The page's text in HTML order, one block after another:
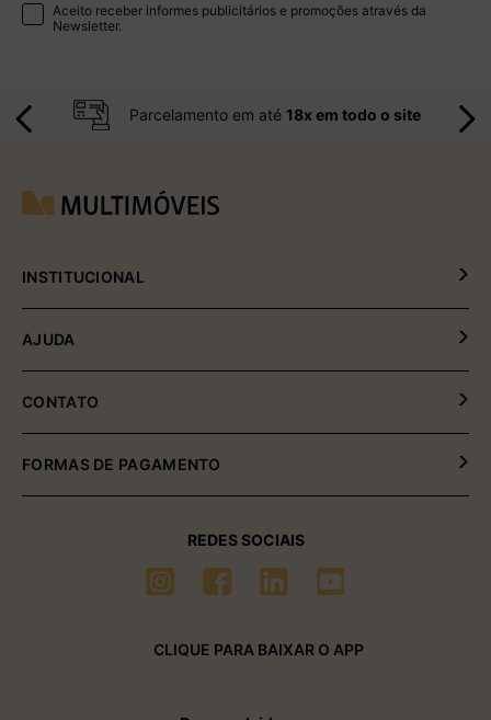
Aceito receber informes publicitários e promoções através da
Newsletter.
Parcelamento em até 18x em todo o site
INSTITUCIONAL
Política de Entrega e Devolução
AJUDA
Fale Conosco
CONTATO
(54) 2102-4000 (08:00hrs às 17:30hrs)
(54) 99611-6238 (seg à sexta-feira)
sac01@multimóveis.com
FORMAS DE PAGAMENTO
REDES SOCIAIS
CLIQUE PARA BAIXAR O APP